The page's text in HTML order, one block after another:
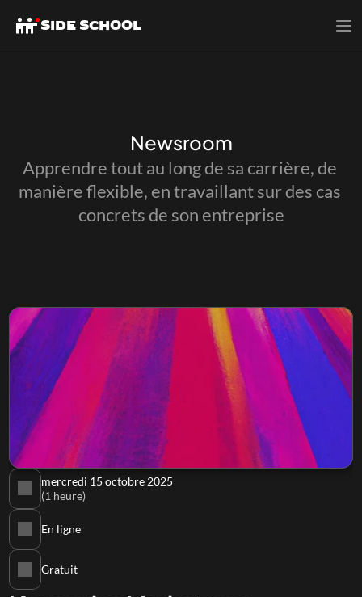
Newsroom
Apprendre tout au long de sa carrière, de
manière flexible, en travaillant sur des cas
concrets de son entreprise
mercredi 15 octobre 2025
(1 heure)
En ligne
Gratuit
SIDE SCHOOL
SIDE SCHOOL